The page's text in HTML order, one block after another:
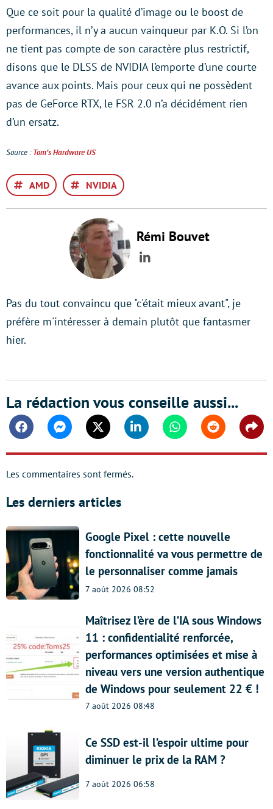
Que ce soit pour la qualité d’image ou le boost de
performances, il n’y a aucun vainqueur par K.O. Si l’on
ne tient pas compte de son caractère plus restrictif,
disons que le DLSS de NVIDIA l’emporte d’une courte
avance aux points. Mais pour ceux qui ne possèdent
pas de GeForce RTX, le FSR 2.0 n’a décidément rien
d’un ersatz.
Source :Tom’sHardware US
AMD NVIDIA
Rémi Bouvet
LinkedIn
Pas du tout convaincu que "c'était mieux avant", je
préfère m'intéresser à demain plutôt que fantasmer
hier.
La rédaction vous conseille aussi...
FacebookMessengerTwitter Linkedin WhatsappReddit
Les commentaires sont fermés.
Les derniers articles
Google Pixel : cette nouvelle
fonctionnalité va vous permettre de
le personnaliser comme jamais
7 août 2026 08:52
Maîtrisez l’ère de l’IA sous Windows
11 : confidentialité renforcée,
performances optimisées et mise à
niveau vers une version authentique
de Windows pour seulement 22 € !
7 août 2026 08:48
Ce SSD est-il l’espoir ultime pour
diminuer le prix de la RAM ?
7 août 2026 06:58